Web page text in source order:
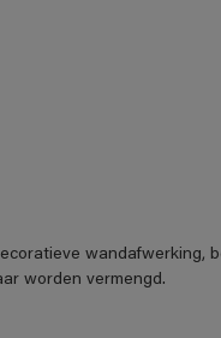
wandafwerking,
worden vermengd.